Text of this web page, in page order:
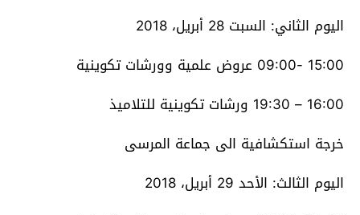
اليوم الثاني: السبت 28 أبريل، 2018
15:00 -09:00 عروض علمية وورشات تكوينية
16:00 – 19:30 ورشات تكوينية للتلاميذ
خرجة استكشافية الى جماعة المرسى
اليوم الثالث: الأحد 29 أبريل، 2018